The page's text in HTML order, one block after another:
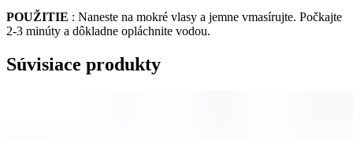
POUŽITIE : Naneste na mokré vlasy a jemne vmasírujte. Počkajte
2-3 minúty a dôkladne opláchnite vodou.
Súvisiace produkty